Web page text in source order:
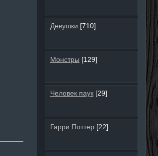
Девушки [710]
Монстры [129]
Человек паук [29]
Гарри Поттер [22]